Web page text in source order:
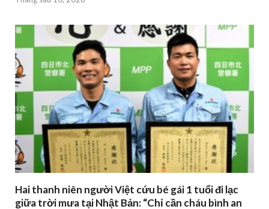
Hai thanh niên người Việt cứu bé gái 1 tuổi đi lạc
giữa trời mưa tại Nhật Bản: “Chỉ cần cháu bình an